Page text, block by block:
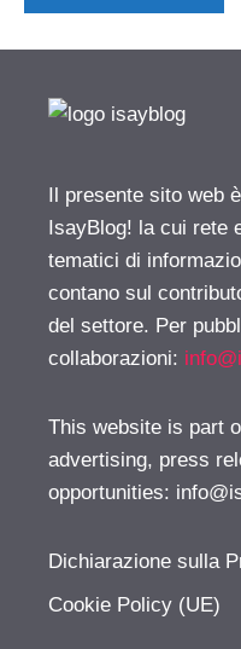
Il presente sito web
IsayBlog! la cui rete
tematici di
contano sul
del settore. Per
collaborazioni:
This website is part
advertising, press
opportunities:
Dichiarazione sulla
Cookie Policy (UE)